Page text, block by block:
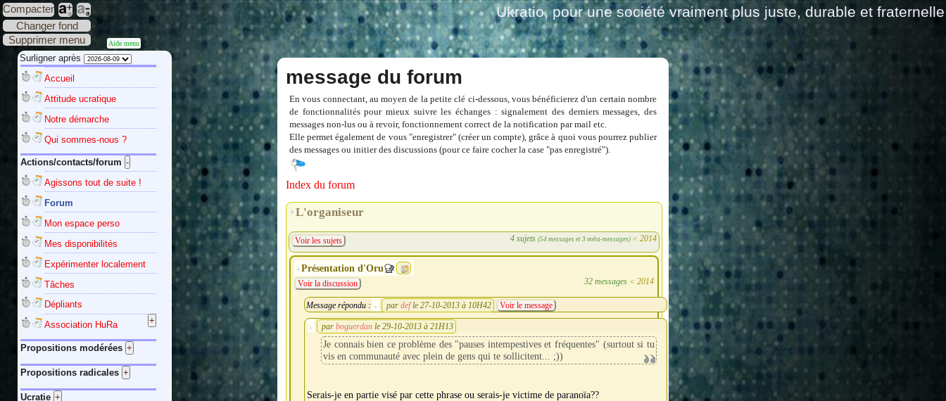
Compacter
Changer fond
Supprimer menu
Ukratio, pour une société vraiment plus juste, durable et fraternelle
Aide menu
Surligner après
Accueil
Attitude ucratique
Notre démarche
Qui sommes-nous ?
Actions/contacts/forum
Agissons tout de suite !
Forum
Mon espace perso
Mes disponibilités
Expérimenter localement
Tâches
Dépliants
Association HuRa
Propositions modérées
Propositions radicales
Ucratie
message du forum
En vous connectant, au moyen de la petite clé ci-dessous, vous bénéficierez d'un certain nombre
de fonctionnalités pour mieux suivre les échanges : signalement des derniers messages, des
messages non-lus ou à revoir, fonctionnement correct de la notification par mail etc.
Elle permet également de vous "enregistrer" (créer un compte), grâce à quoi vous pourrez publier
des messages ou initier des discussions (pour ce faire cocher la case "pas enregistré").
Index du forum
L'organiseur
4 sujets (54 messages et 3 méta-messages) < 2014
Voir les sujets
Présentation d'Oru
32 messages< 2014
Voir la discussion
Message répondu : par def le 27-10-2013 à 10H42 Voir le message
par boguerdan le 29-10-2013 à 21H13
Je connais bien ce problème des "pauses intempestives et fréquentes" (surtout si tu
vis en communauté avec plein de gens qui te sollicitent... ;))
Serais-je en partie visé par cette phrase ou serais-je victime de paranoïa??